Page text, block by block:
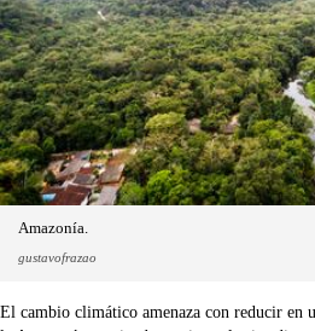
Amazonía.
gustavofrazao
El cambio climático amenaza con reducir en